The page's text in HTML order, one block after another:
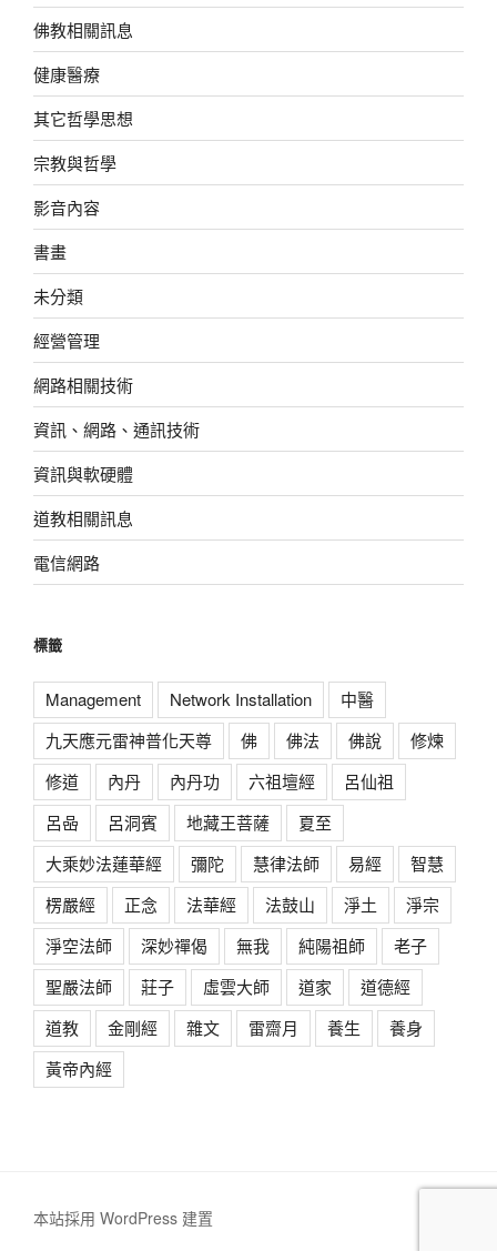
佛教相關訊息
健康醫療
其它哲學思想
宗教與哲學
影音內容
書畫
未分類
經營管理
網路相關技術
資訊、網路、通訊技術
資訊與軟硬體
道教相關訊息
電信網路
標籤
Management Network Installation
中醫
九天應元雷神普化天尊
佛 佛法 佛說
修煉
修道
內丹 內丹功 六祖壇經
呂仙祖
呂喦
呂洞賓 地藏王菩薩
夏至
大乘妙法蓮華經
彌陀 慧律法師 易經
智慧
楞嚴經
正念 法華經 法鼓山 淨土
淨宗
淨空法師
深妙禪偈 無我 純陽祖師
老子
聖嚴法師
莊子 虛雲大師 道家
道德經
道教
金剛經 雜文 雷齋月 養生
養身
黃帝內經
本站採用 WordPress 建置